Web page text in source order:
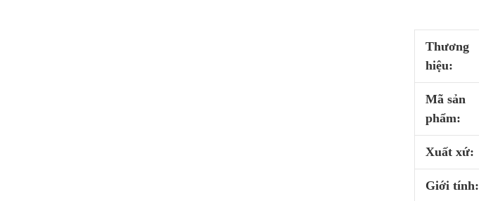
Thương
hiệu:
Mã sản
phẩm:
Xuất xứ:
Giới tính: